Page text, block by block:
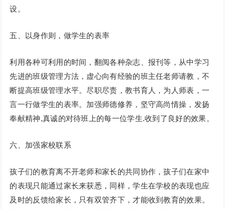
设。
五、以身作则，做学生的表率
利用各种可利用的时间，翻阅各种杂志、报刊等，从中学习
先进的班级管理方法，虚心向有经验的班主任老师请教，不
断提高班级管理水平。尽职尽责，教书育人，为人师表，一
言一行做学生的表率。加强师德修养，坚守高尚情操，发扬
奉献精神,真诚的对待班上的每一位学生.收到了良好的效果。
六、加强家校联系
孩子们的教育离不开老师和家长的共同协作，孩子们在家中
的表现只能通过家长来获悉，同样，学生在学校的表现也应
及时的反馈给家长，只有双管齐下，才能收到教育的效果。